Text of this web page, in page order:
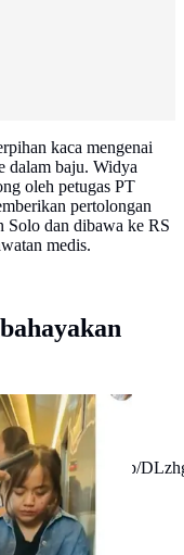
kaca mengenai
dalam baju. Widya
oleh petugas PT
pertolongan
Solo dan dibawa ke RS
medis.
Batu,
15 Tahun
p/